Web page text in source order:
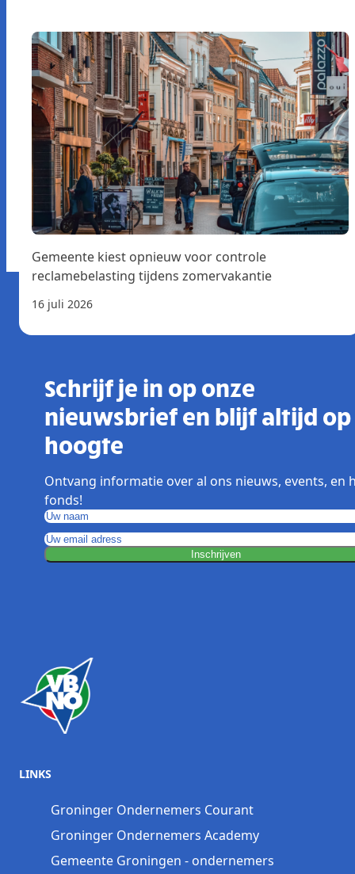
Gemeente kiest opnieuw voor controle
reclamebelasting tijdens zomervakantie
16 juli 2026
Schrijf je in op onze
nieuwsbrief en blijf altijd op
hoogte
Ontvang informatie over al ons nieuws, events, en
fonds!
Inschrijven
LINKS
Groninger Ondernemers Courant
Groninger Ondernemers Academy
Gemeente Groningen - ondernemers